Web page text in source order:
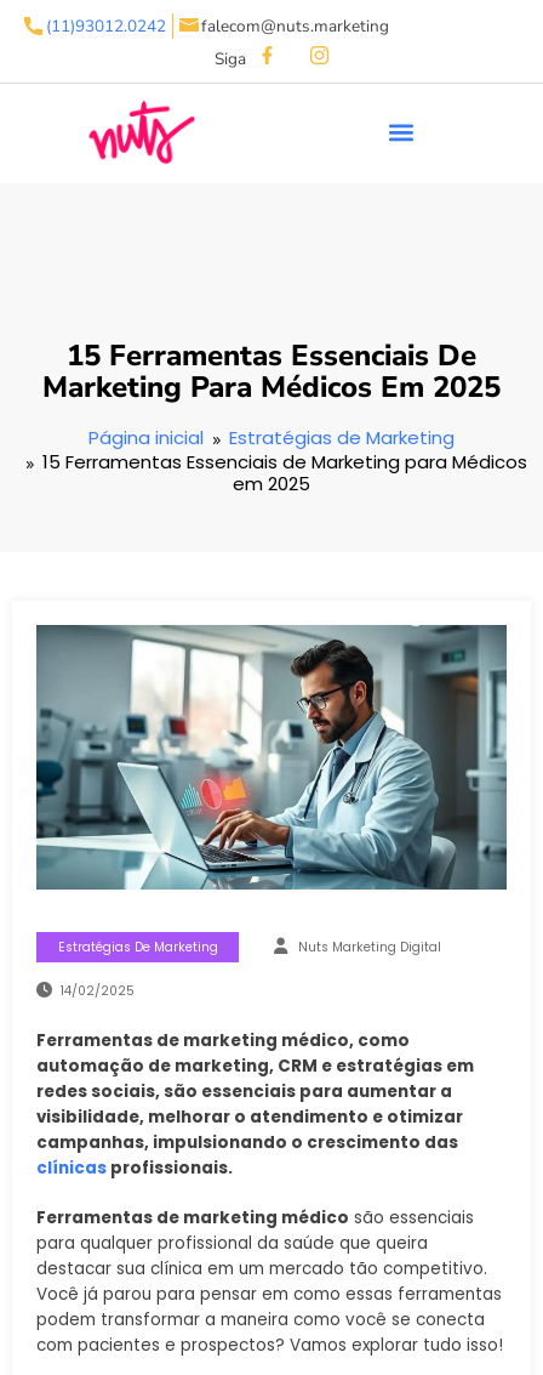
(11)93012.0242
falecom@nuts.marketing
Siga
15 Ferramentas Essenciais De
Marketing Para Médicos Em 2025
Página inicial
Estratégias de Marketing
15 Ferramentas Essenciais de Marketing para Médicos
em 2025
Estratégias De Marketing Nuts Marketing Digital
14/02/2025
Ferramentas de marketing médico, como
automação de marketing, CRM e estratégias em
redes sociais, são essenciais para aumentar a
visibilidade, melhorar o atendimento e otimizar
campanhas, impulsionando o crescimento das
clínicas profissionais.
Ferramentas de marketing médico são essenciais
para qualquer profissional da saúde que queira
destacar sua clínica em um mercado tão competitivo.
Você já parou para pensar em como essas ferramentas
podem transformar a maneira como você se conecta
com pacientes e prospectos? Vamos explorar tudo isso!